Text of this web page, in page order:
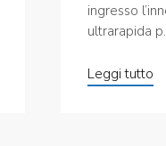
ingresso
ultrarapida
Leggi tutto